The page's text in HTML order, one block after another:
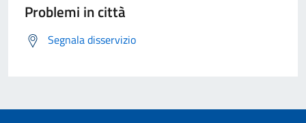
Problemi in città
Segnala disservizio